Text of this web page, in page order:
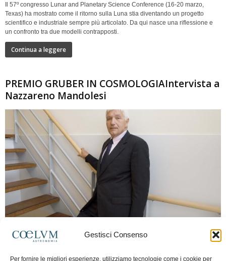
Gestisci Consenso
Per fornire le migliori esperienze, utilizziamo tecnologie come i cookie per
Il 57º congresso Lunar and Planetary Science Conference (16-20 marzo,
Texas) ha mostrato come il ritorno sulla Luna stia diventando un progetto
scientifico e industriale sempre più articolato. Da qui nasce una riflessione e
un confronto tra due modelli contrapposti.
Continua a leggere
PREMIO GRUBER IN COSMOLOGIAIntervista a
Nazzareno Mandolesi
Frida Paolella - 16 Giugno 2026 0
spaziale europea e della missione Planck. Il dialogo ripercorre i principali